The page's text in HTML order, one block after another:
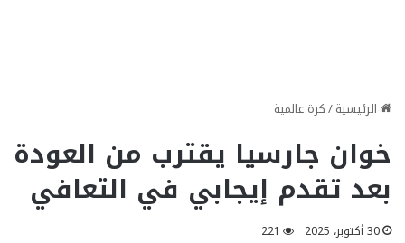
الرئيسية/كرة عالمية
خوان جارسيا يقترب من العودة
بعد تقدم إيجابي في التعافي
30 أكتوبر، 2025 221